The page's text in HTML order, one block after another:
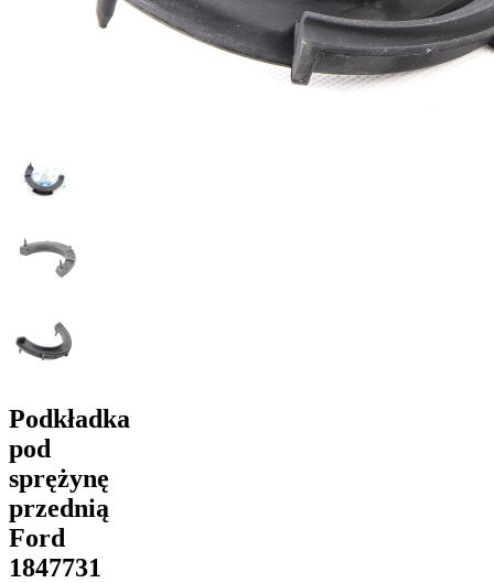
Podkładka
pod
sprężynę
przednią
Ford
1847731